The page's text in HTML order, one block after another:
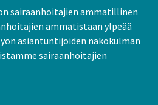
sairaanhoitajien ammatillinen
ammatistaan ylpeää
asiantuntijoiden näkökulman
sairaanhoitajien